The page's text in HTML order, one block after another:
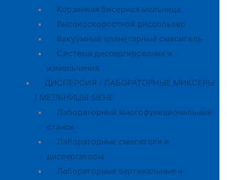
Корзинная бисерная мельница
Высокоскоростной диссольвер
Вакуумный планетарный смеситель
Система диспергирования и
измельчения
ДИСПЕРСИЯ / ЛАБОРАТОРНЫЕ МИКСЕРЫ
/ МЕЛЬНИЦЫ SIEHE
Лабораторный многофункциональный
станок
Лабораторные смесители и
диспергаторы
Лабораторные вертикальные и